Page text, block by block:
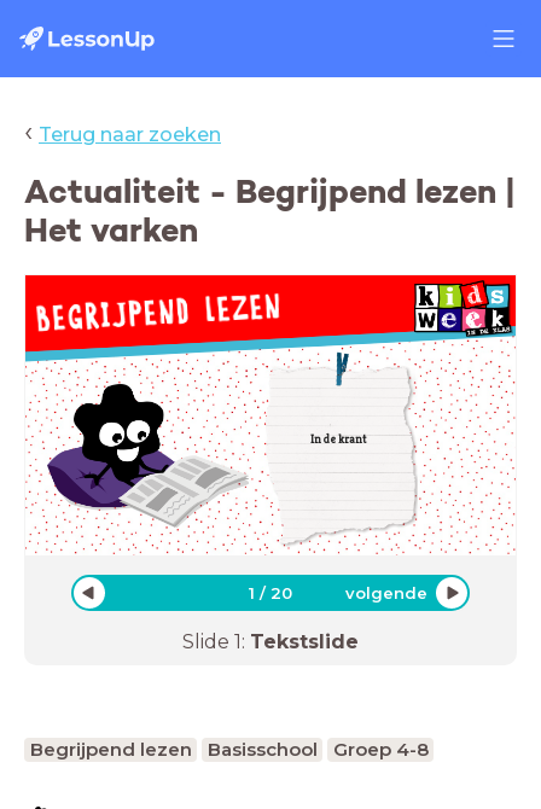
‹ Terug naar zoeken
Actualiteit - Begrijpend lezen |
Het varken
In de krant
1 /20 volgende
Slide 1: Tekstslide
Begrijpend lezen Basisschool Groep 4-8